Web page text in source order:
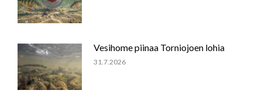
Vesihome piinaa Torniojoen lohia
31.7.2026